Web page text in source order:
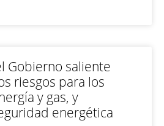
Gobierno saliente
riesgos para los
y gas, y
energética